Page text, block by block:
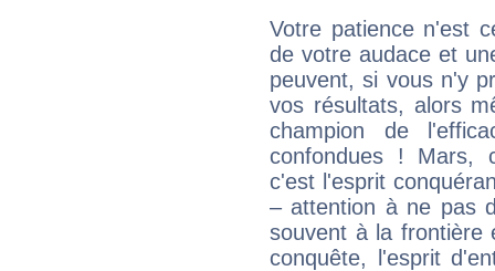
Votre patience n'est
de votre audace et
peuvent, si vous n'y
vos résultats, alors
champion de
confondues ! Mars,
c'est l'esprit
– attention à ne pas
souvent à la frontière
conquête, l'esprit